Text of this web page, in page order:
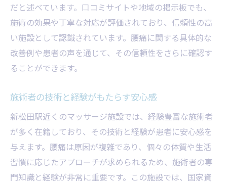
腰痛の根本改善に向けたアプローチ
新松田駅周辺の施術施設の特徴
施術者の資格とその信頼性
定期的な施術のメリット
ージスポット
腰痛に特化したサービスの紹介
利用者の体験談から学ぶ施術の効果
施術施設の選び方と注意点
新松田駅周辺の施術環境の良さ
だと述べています。口コミサイトや地域の掲示板でも、
施術の効果や丁寧な対応が評価されており、信頼性の高
い施設として認識されています。腰痛に関する具体的な
改善例や患者の声を通じて、その信頼性をさらに確認す
ることができます。
施術者の技術と経験がもたらす安心感
新松田駅近くのマッサージ施設では、経験豊富な施術者
が多く在籍しており、その技術と経験が患者に安心感を
与えます。腰痛は原因が複雑であり、個々の体質や生活
習慣に応じたアプローチが求められるため、施術者の専
門知識と経験が非常に重要です。この施設では、国家資